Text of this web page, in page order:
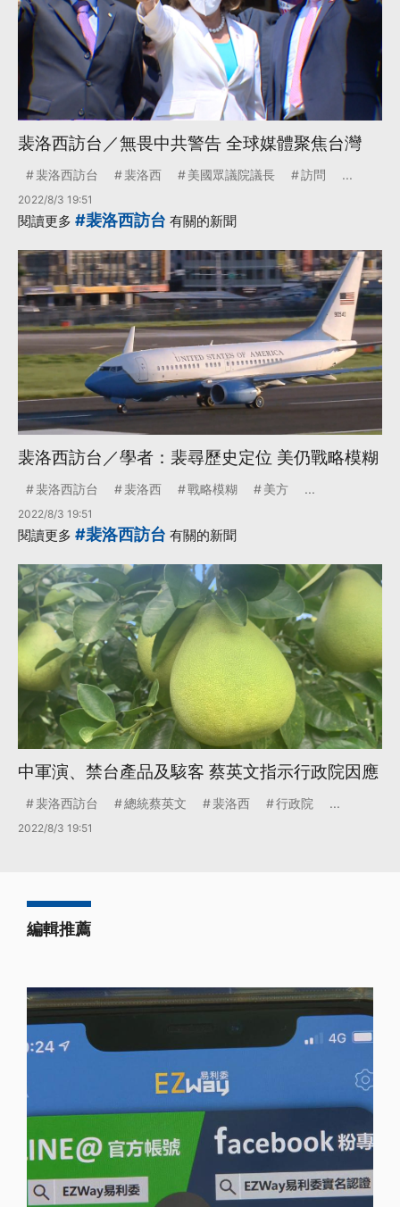
裴洛西訪台／無畏中共警告 全球媒體聚焦台灣
裴洛西訪台 裴洛西 美國眾議院議長 訪問 ...
2022/8/3 19:51
閱讀更多 #裴洛西訪台 有關的新聞
裴洛西訪台／學者：裴尋歷史定位 美仍戰略模糊
裴洛西訪台 裴洛西 戰略模糊 美方 ...
2022/8/3 19:51
閱讀更多 #裴洛西訪台 有關的新聞
中軍演、禁台產品及駭客 蔡英文指示行政院因應
裴洛西訪台 總統蔡英文 裴洛西 行政院 ...
2022/8/3 19:51
編輯推薦